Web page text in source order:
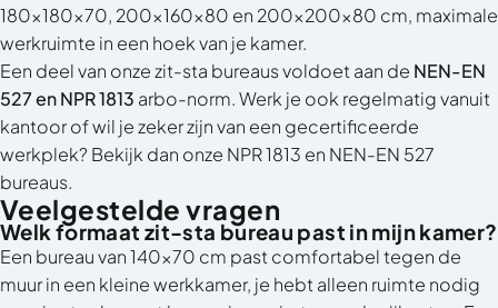
180x180x70, 200x160x80 en 200x200x80 cm, maximale
werkruimte in een hoek van je kamer.
Een deel van onze zit-sta bureaus voldoet aan de NEN-EN
527 en NPR 1813 arbo-norm. Werk je ook regelmatig vanuit
kantoor of wil je zeker zijn van een gecertificeerde
werkplek? Bekijk dan onze NPR 1813 en NEN-EN 527
bureaus.
Veelgestelde vragen
Welk formaat zit-sta bureau past in mijn kamer?
Een bureau van 140x70 cm past comfortabel tegen de
muur in een kleine werkkamer, je hebt alleen ruimte nodig